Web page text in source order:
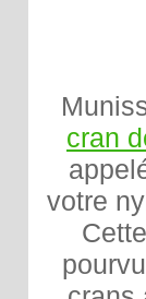
cran
votre